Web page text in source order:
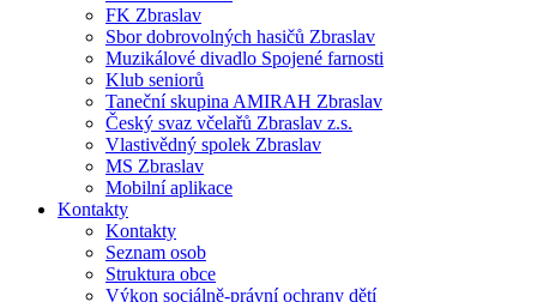
FK Zbraslav
Sbor dobrovolných hasičů Zbraslav
Muzikálové divadlo Spojené farnosti
Klub seniorů
Taneční skupina AMIRAH Zbraslav
Český svaz včelařů Zbraslav z.s.
Vlastivědný spolek Zbraslav
MS Zbraslav
Mobilní aplikace
Kontakty
Kontakty
Seznam osob
Struktura obce
Výkon sociálně-právní ochrany dětí